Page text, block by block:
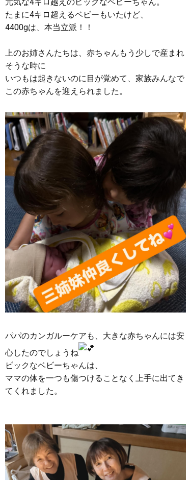
たまに4キロ超えるベビーもいたけど、
4400gは、本当立派！！
上のお姉さんたちは、赤ちゃんもう少しで産まれ
そうな時に
いつもは起きないのに目が覚めて、家族みんなで
この赤ちゃんを迎えられました。
パパのカンガルーケアも、大きな赤ちゃんには安
心したのでしょうね
ビックなベビーちゃんは、
ママの体を一つも傷つけることなく上手に出てき
てくれました。